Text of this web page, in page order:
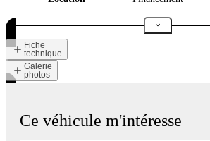
Fiche
technique
Galerie
photos
Ce véhicule m'intéresse